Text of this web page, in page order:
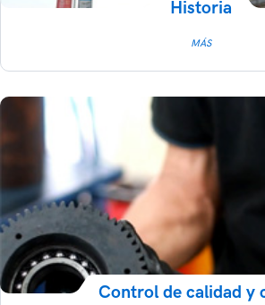
Historia
MÁS
Control de calidad y